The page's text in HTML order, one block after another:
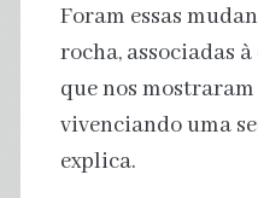
Foram essas
rocha, associadas
que nos
vivenciando uma
explica.